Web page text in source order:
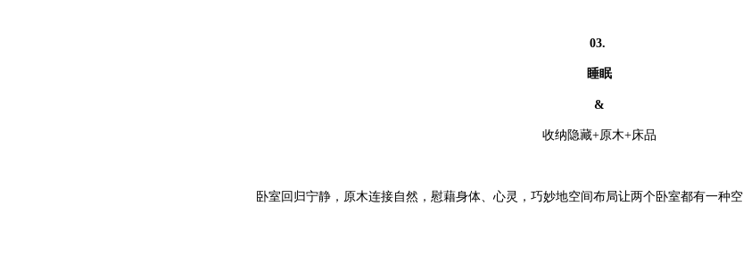
03.
睡眠
&
收纳隐藏+原木+床品
卧室回归宁静，原木连接自然，慰藉身体、心灵，巧妙地空间布局让两个卧室都有一种